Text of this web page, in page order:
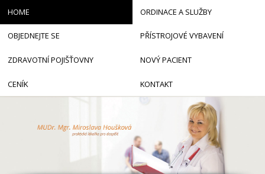
HOME ORDINACE A SLUŽBY
OBJEDNEJTE SE PŘÍSTROJOVÉ VYBAVENÍ
ZDRAVOTNÍ POJIŠŤOVNY NOVÝ PACIENT
CENÍK KONTAKT